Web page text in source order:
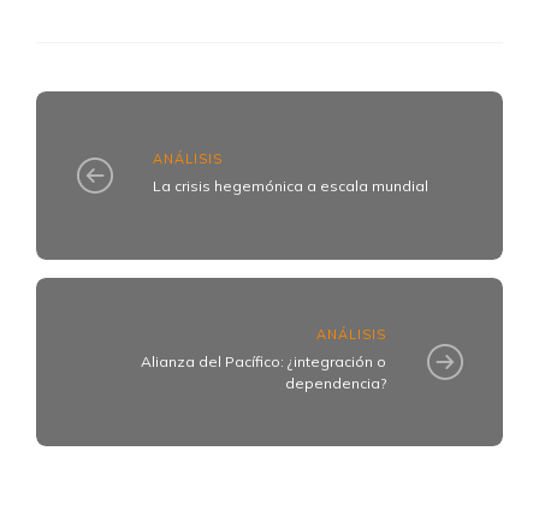
ANÁLISIS
La crisis hegemónica a escala mundial
ANÁLISIS
Alianza del Pacífico: ¿integración o
dependencia?